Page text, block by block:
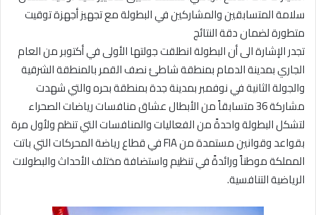
سلامة المتسابقين والمشاركين في البطولة مع تجهيز أجهزة توقيت
متطورة لضمان دقة النتائج
تجدر الإشارة الى أن البطولة انطلقت جولتها الأولى في أكتوبر من العام
الجاري بمدينة الدمام بمنطقة شاطئ نصف القمر بالمنطقة الشرقية
والجولة الثانية في نوفمبر بمدينة جدة بمنطقة بحره والتي شهدت
مشاركة 36 متسابقاً من الأبطال عشاق منافسات رياضات الصحراء
لتشكل البطولة واحدةً من الفعاليات والمنافسات التي تنظم ولأول مرة
بقواعد وقوانين مستمدة من FIA في قطاع رياضة المحركات التي باتت
المملكة موطناً ورائدةً في تنظيم واستضافة مختلف الأحداث والبطولات
الرياضية التنافسية.